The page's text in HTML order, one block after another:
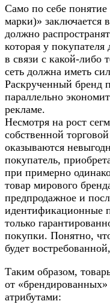
Само по себе
марки)» заключается
должно
которая у
в связи с какой-либо
сеть должна иметь
Раскрученный бренд
параллельно
рекламе.
Несмотря на рост
собственной
оказываются
покупатель,
при примерно
товар мирового
предпродажное и
идентификационные
только
покупки. Понятно,
будет
Таким образом,
от
атрибутами: